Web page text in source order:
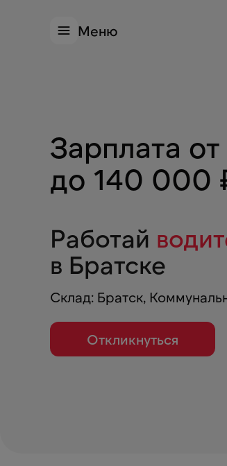
Меню
Зарплата от
до 140 000
Работай
в Братске
Склад: Братск,
Откликнуться